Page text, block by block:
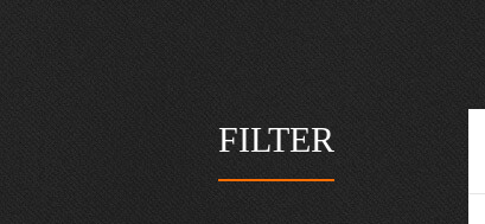
FILTER